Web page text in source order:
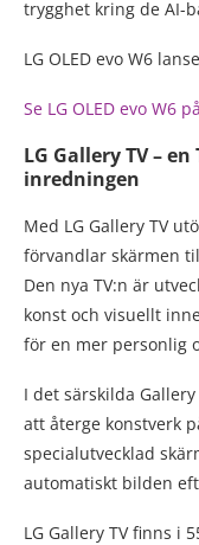
trygghet kring de AI-
LG OLED evo W6
Se LG OLED evo W6
LG Gallery TV –
inredningen
Med LG Gallery TV
förvandlar skärmen
Den nya TV:n är
konst och visuellt
för en mer personlig
I det särskilda
att återge konstverk
specialutvecklad
automatiskt bilden
LG Gallery TV finns i